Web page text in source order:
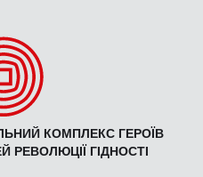
КОМПЛЕКС ГЕРОЇВ
РЕВОЛЮЦІЇ ГІДНОСТІ